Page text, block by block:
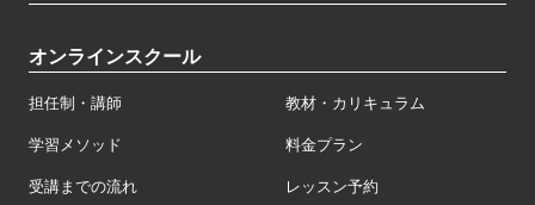
オンラインスクール
担任制・講師 教材・カリキュラム
学習メソッド 料金プラン
受講までの流れ レッスン予約